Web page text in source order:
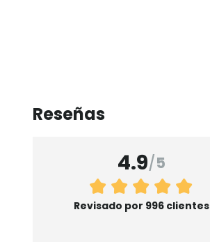
Reseñas
4.9/5
Revisado por 996 clientes